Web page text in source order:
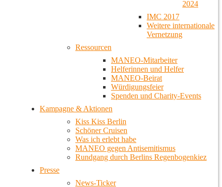
2024
IMC 2017
Weitere internationale
Vernetzung
Ressourcen
MANEO-Mitarbeiter
Helferinnen und Helfer
MANEO-Beirat
Würdigungsfeier
Spenden und Charity-Events
Kampagne & Aktionen
Kiss Kiss Berlin
Schöner Cruisen
Was ich erlebt habe
MANEO gegen Antisemitismus
Rundgang durch Berlins Regenbogenkiez
Presse
News-Ticker